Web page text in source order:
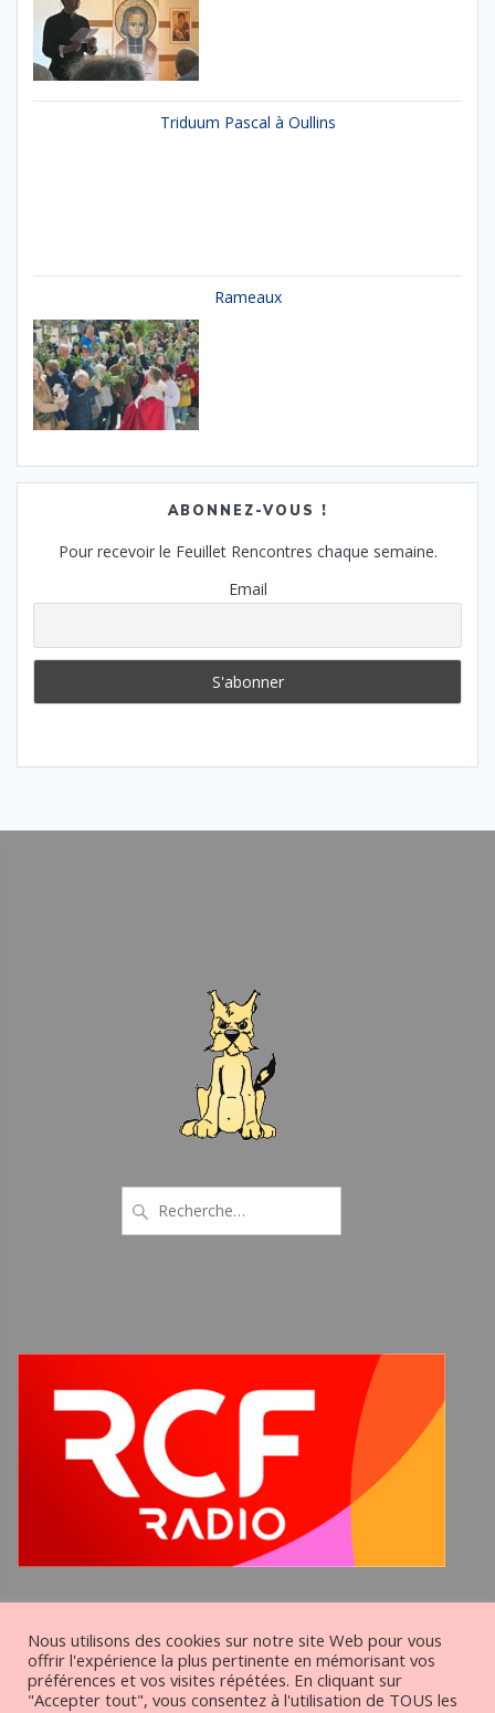
Triduum Pascal à Oullins
Rameaux
ABONNEZ-VOUS !
Pour recevoir le Feuillet Rencontres chaque semaine.
Email
pour
:
Ensemble paroissial Oullins
Nous utilisons des cookies sur notre site Web pour vous
offrir l'expérience la plus pertinente en mémorisant vos
préférences et vos visites répétées. En cliquant sur
"Accepter tout", vous consentez à l'utilisation de TOUS les